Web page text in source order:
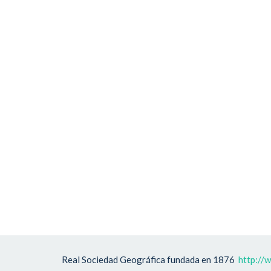
Real Sociedad Geográfica fundada en 1876 http://